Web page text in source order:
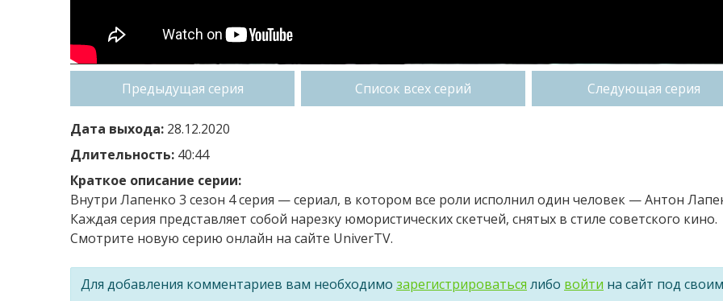
Предыдущая серия Список всех серий Следующая серия
Дата выхода: 28.12.2020
Длительность: 40:44
Краткое описание серии:
Внутри Лапенко 3 сезон 4 серия — сериал, в котором все роли исполнил один человек — Антон
Каждая серия представляет собой нарезку юмористических скетчей, снятых в стиле советского кино.
Смотрите новую серию онлайн на сайте UniverTV.
Для добавления комментариев вам необходимо зарегистрироваться либо войти на сайт под своим